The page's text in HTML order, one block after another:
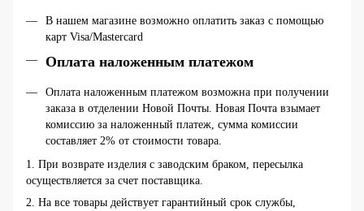
В нашем магазине возможно оплатить заказ с помощью
карт Visa/Mastercard
Оплата наложенным платежом
Оплата наложенным платежом возможна при получении
заказа в отделении Новой Почты. Новая Почта взымает
комиссию за наложенный платеж, сумма комиссии
составляет 2% от стоимости товара.
1. При возврате изделия с заводским браком, пересылка
осуществляется за счет поставщика.
2. На все товары действует гарантийный срок службы,